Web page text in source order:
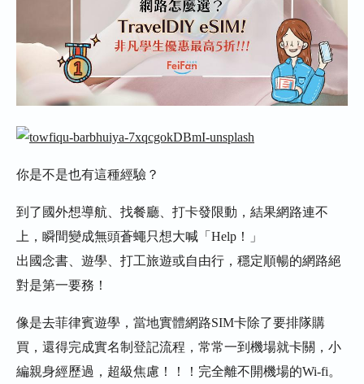
★ eSIM 優惠方案內容
TravelDIY eSIM 優勢一次看
用該怎麼辦呢?
你是不是也有這種經驗？
到了國外想導航、找餐廳、打卡發限動，結果網路連不
上，瞬間變成無頭蒼蠅只想大喊「Help！」
出國念書、遊學、打工旅遊或自由行，穩定順暢的網路絕
對是第一要務！
像是去菲律賓遊學，當地實體網路SIM卡除了要排隊購
買，還得完成實名制登記流程，常常一到機場就卡關，小
編親身經歷過，超級焦慮！！！完全離不開機場的Wi-fi。